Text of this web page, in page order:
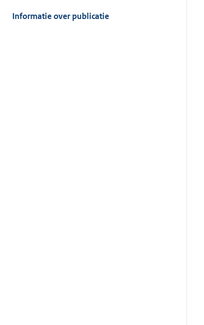
van:
Informatie over publicatie